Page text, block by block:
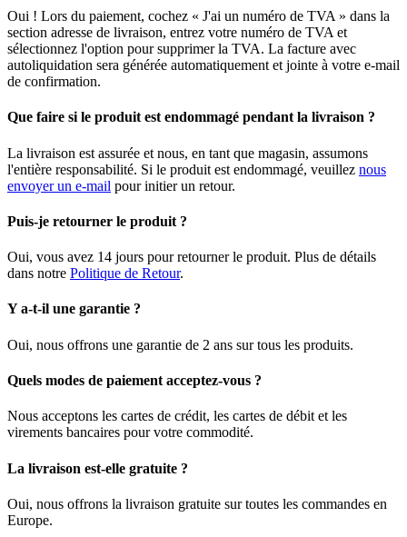
Oui ! Lors du paiement, cochez « J'ai un numéro de TVA » dans la
section adresse de livraison, entrez votre numéro de TVA et
sélectionnez l'option pour supprimer la TVA. La facture avec
autoliquidation sera générée automatiquement et jointe à votre e-mail
de confirmation.
Que faire si le produit est endommagé pendant la livraison ?
La livraison est assurée et nous, en tant que magasin, assumons
l'entière responsabilité. Si le produit est endommagé, veuillez nous
envoyer un e-mail pour initier un retour.
Puis-je retourner le produit ?
Oui, vous avez 14 jours pour retourner le produit. Plus de détails
dans notre Politique de Retour.
Y a-t-il une garantie ?
Oui, nous offrons une garantie de 2 ans sur tous les produits.
Quels modes de paiement acceptez-vous ?
Nous acceptons les cartes de crédit, les cartes de débit et les
virements bancaires pour votre commodité.
La livraison est-elle gratuite ?
Oui, nous offrons la livraison gratuite sur toutes les commandes en
Europe.